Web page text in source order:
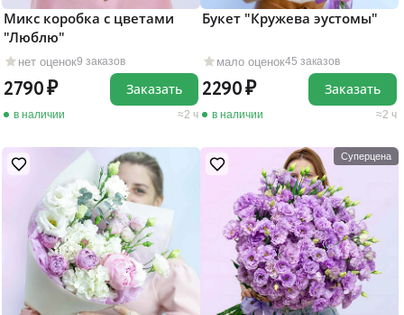
нет оценок9 заказов
Микс коробка с цветами
"Люблю"
2790
в наличии 2 ч
Заказать
мало оценок45 заказов
Букет "Кружева эустомы"
2290
в наличии 2 ч
Заказать
Суперцена